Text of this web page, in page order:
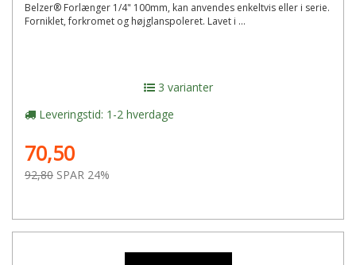
Belzer® Forlænger 1/4" 100mm, kan anvendes enkeltvis eller i serie.
Forniklet, forkromet og højglanspoleret. Lavet i ...
3 varianter
Leveringstid: 1-2 hverdage
70,50
92,80 SPAR 24%